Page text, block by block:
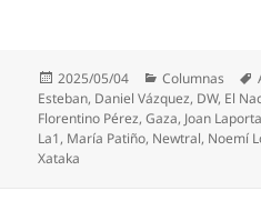
Publicado
el
2025/05/04 Categorías
Columnas
Esteban, Daniel Vázquez, DW, El
Florentino Pérez,Gaza, Joan Laporta
La1, María Patiño, Newtral, Noemí
Xataka